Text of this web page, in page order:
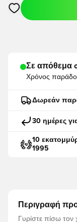
Ανοίγει ένα Modal
Σε απόθεμα
Χρόνος
Δωρεάν
30 ημέρες
10
1995
Περιγραφή
Γυρίστε πίσω